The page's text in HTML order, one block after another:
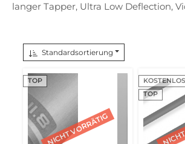
langer Tapper, Ultra Low Deflection,
Standardsortierung
TOP
TOP